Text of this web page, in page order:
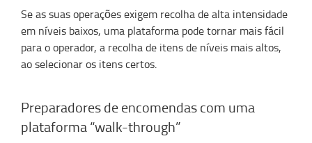
Se as suas operações exigem recolha de alta intensidade
em níveis baixos, uma plataforma pode tornar mais fácil
para o operador, a recolha de itens de níveis mais altos,
ao selecionar os itens certos.
Preparadores de encomendas com uma
plataforma “walk-through”